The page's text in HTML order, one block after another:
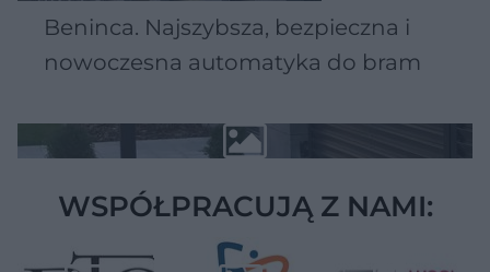
Beninca. Najszybsza, bezpieczna i
nowoczesna automatyka do bram
WSPÓŁPRACUJĄ Z NAMI: